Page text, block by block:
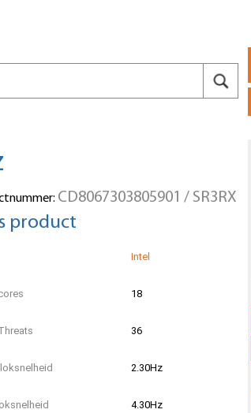
CD8067303805901 / SR3RX
product
Intel
18
36
2.30Hz
4.30Hz